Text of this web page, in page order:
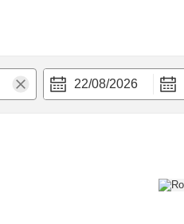
22/08/2026